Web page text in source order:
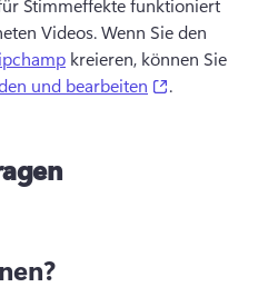
Stimmeffekte funktioniert
Videos. Wenn Sie den
kreieren, können Sie
und bearbeiten .